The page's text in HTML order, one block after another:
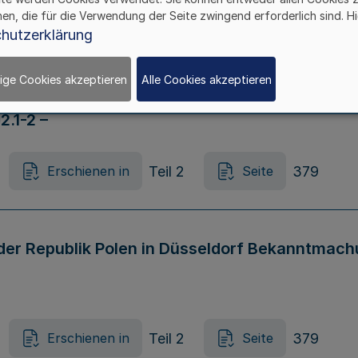
Erschienen in Teil 2 Seite 377
Demokratischen Bundesrepublik
2 –
Erschienen in Teil 2 Seite 379
Republik Polen in Düsseldorf
Erschienen in Teil 2 Seite 379
die für die Verwendung der Seite zwingend erforderlich sind.
Cookies akzeptieren Alle Cookies akzeptieren